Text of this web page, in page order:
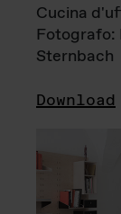
Cucina
Fotografo:
Sternbach
Download